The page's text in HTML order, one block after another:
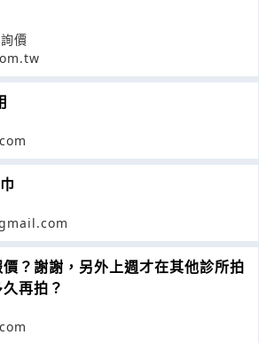
價
？謝謝，另外上週才在其他診所拍
再拍？